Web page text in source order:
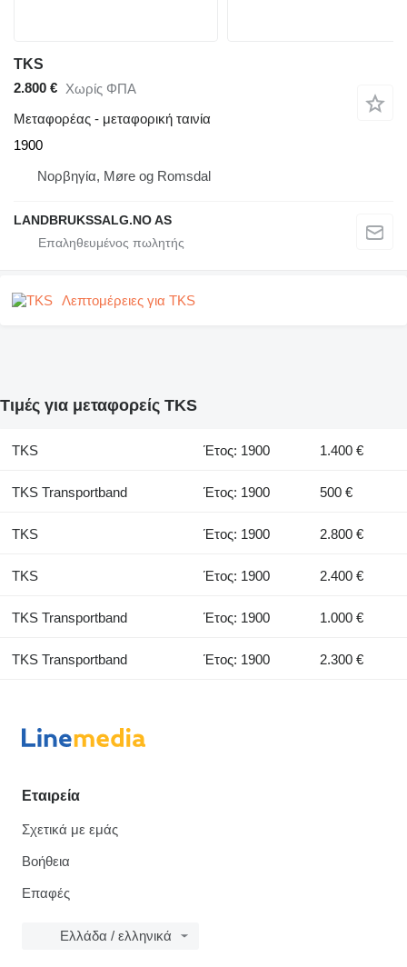
TKS
2.800 € Χωρίς ΦΠΑ
Μεταφορέας - μεταφορική ταινία
1900
Νορβηγία, Møre og Romsdal
LANDBRUKSSALG.NO AS
Λεπτομέρειες για TKS
Τιμές για μεταφορείς TKS
TKS Έτος: 1900 1.400 €
TKS Transportband Έτος: 1900 500 €
TKS Έτος: 1900 2.800 €
TKS Έτος: 1900 2.400 €
TKS Transportband Έτος: 1900 1.000 €
TKS Transportband Έτος: 1900 2.300 €
Εταιρεία
Σχετικά με εμάς
Βοήθεια
Επαφές
Ελλάδα / ελληνικά